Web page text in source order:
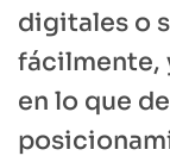
digitales o
fácilmente,
en lo que